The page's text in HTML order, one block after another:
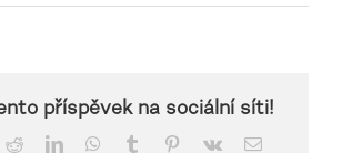
příspěvek na sociální síti!
RedditLinkedInWhatsApp
Tumblr Pinterest
Vk Email